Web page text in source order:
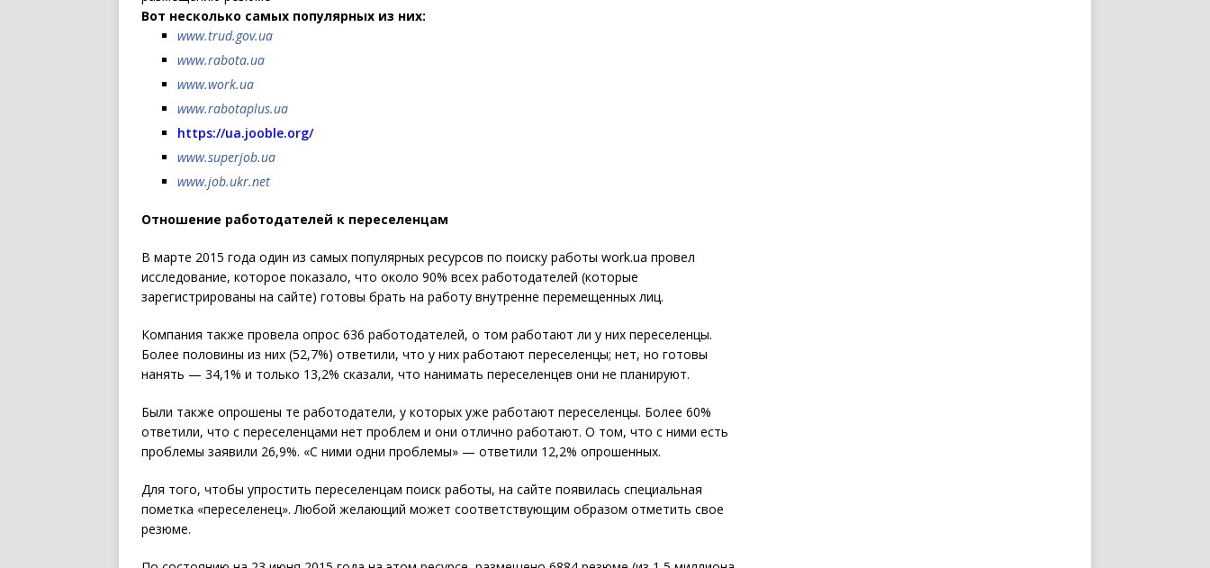
Вот несколько самых популярных из них:
www.trud.gov.ua
www.rabota.ua
www.work.ua
www.rabotaplus.ua
https://ua.jooble.org/
www.superjob.ua
www.job.ukr.net
Отношение работодателей к переселенцам
В марте 2015 года один из самых популярных ресурсов по поиску работы work.ua провел
исследование, которое показало, что около 90% всех работодателей (которые
зарегистрированы на сайте) готовы брать на работу внутренне перемещенных лиц.
Компания также провела опрос 636 работодателей, о том работают ли у них переселенцы.
Более половины из них (52,7%) ответили, что у них работают переселенцы; нет, но готовы
нанять — 34,1% и только 13,2% сказали, что нанимать переселенцев они не планируют.
Были также опрошены те работодатели, у которых уже работают переселенцы. Более 60%
ответили, что с переселенцами нет проблем и они отлично работают. О том, что с ними есть
проблемы заявили 26,9%. «С ними одни проблемы» — ответили 12,2% опрошенных.
Для того, чтобы упростить переселенцам поиск работы, на сайте появилась специальная
пометка «переселенец». Любой желающий может соответствующим образом отметить свое
резюме.